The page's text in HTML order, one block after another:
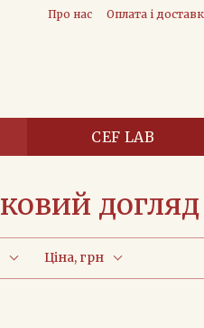
Про нас Оплата і
CEF LAB
Ціна, грн